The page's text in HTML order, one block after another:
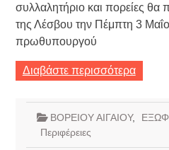
συλλαλητήριο και πορείες θα
της Λέσβου την Πέμπτη 3
πρωθυπουργού
Διαβάστε περισσότερα
ΒΟΡΕΙΟΥ ΑΙΓΑΙΟΥ,
Περιφέρειες